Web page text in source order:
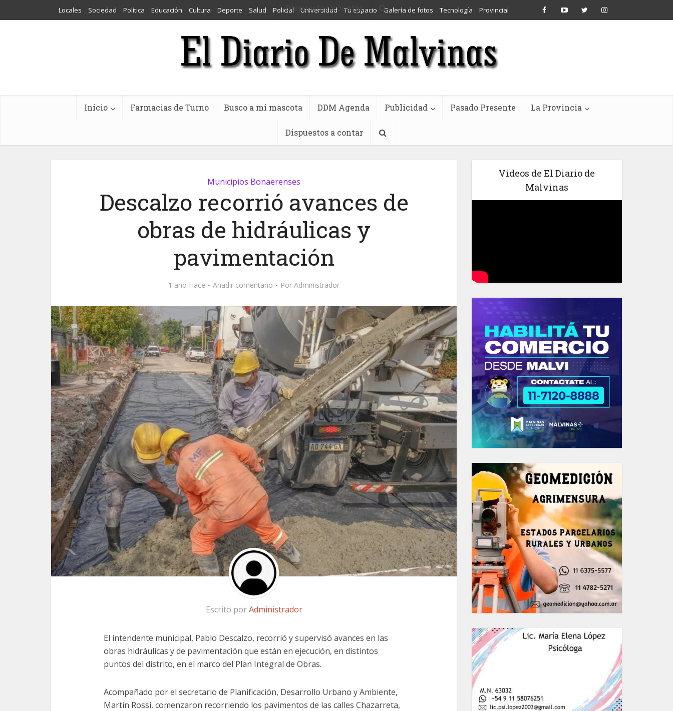
Dispuestos a contar
Locales Sociedad Política Educación Cultura Deporte Salud Policial Universidad Tu espacio Galería de fotos Tecnología Provincial
Inicio Farmacias de Turno Busco a mi mascota DDM Agenda Publicidad Pasado Presente La Provincia
Dispuestos a contar
Municipios Bonaerenses
Descalzo recorrió avances de
obras de hidráulicas y
pavimentación
1 año Hace Añadir comentario Por Administrador
Escrito porAdministrador
El intendente municipal, Pablo Descalzo, recorrió y supervisó avances en las
obras hidráulicas y de pavimentación que están en ejecución, en distintos
puntos del distrito, en el marco del Plan Integral de Obras.
Acompañado por el secretario de Planificación, Desarrollo Urbano y Ambiente,
Martín Rossi, comenzaron recorriendo los pavimentos de las calles Chazarreta,
Videos de El Diario de
Malvinas